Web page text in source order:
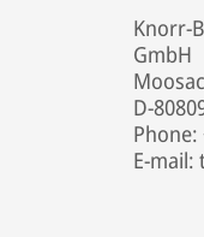
Knorr-
GmbH
D-
Phone:
E-